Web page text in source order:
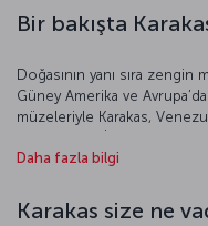
Bir bakışta
Doğasının yanı sıra zengin
Güney Amerika ve
müzeleriyle Karakas,
çıkışlarla dolu. Ülkenin
sokaklarında hissediliyor.
Daha fazla bilgi
Karakas size ne